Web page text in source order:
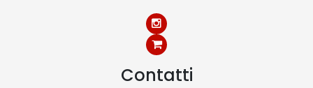
Contatti